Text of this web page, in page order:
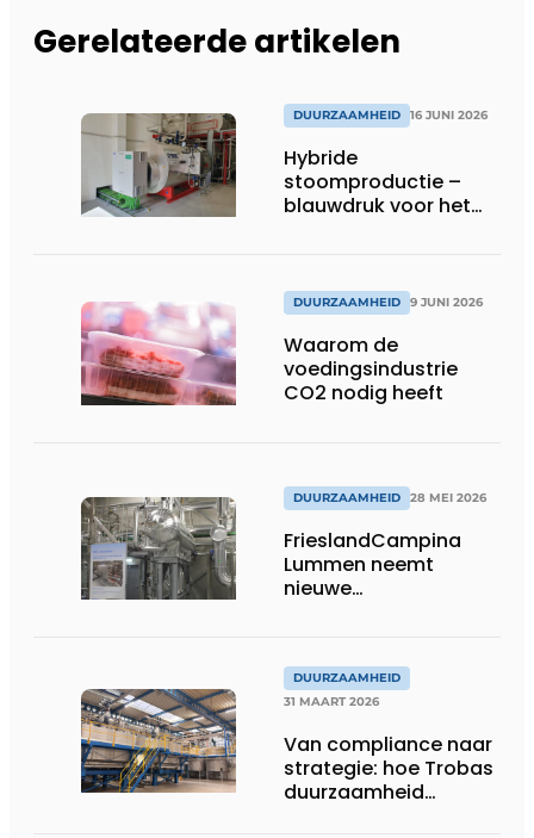
Gerelateerde artikelen
DUURZAAMHEID 16 JUNI 2026
Hybride
stoomproductie –
blauwdruk voor het
DUURZAAMHEID 9 JUNI 2026
Waarom de
voedingsindustrie
CO2 nodig heeft
DUURZAAMHEID 28 MEI 2026
FrieslandCampina
Lummen neemt
nieuwe
DUURZAAMHEID
31 MAART 2026
Van compliance naar
strategie: hoe Trobas
duurzaamheid